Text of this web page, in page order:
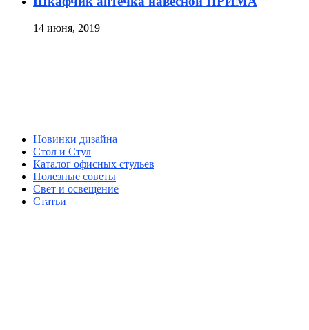
14 июня, 2019
Новинки дизайна
Стол и Стул
Каталог офисных стульев
Полезные советы
Свет и освещение
Статьи